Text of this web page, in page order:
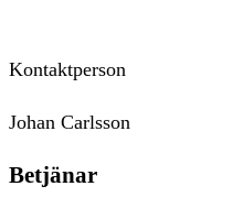
Kontaktperson
Johan Carlsson
Betjänar